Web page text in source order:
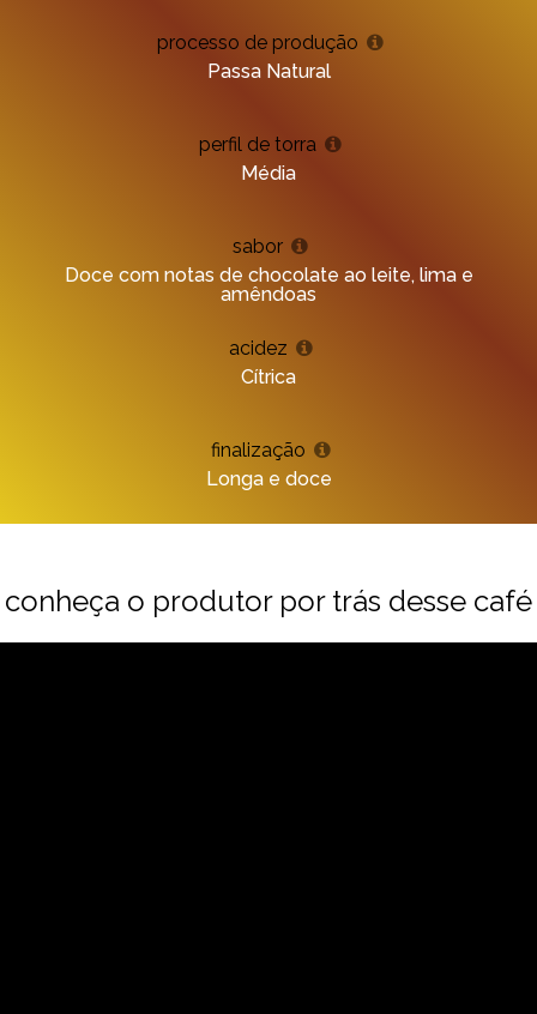
processo de produção
Passa Natural
perfil de torra
Média
sabor
Doce com notas de chocolate ao leite, lima e
amêndoas
acidez
Cítrica
finalização
Longa e doce
conheça o produtor por trás desse café